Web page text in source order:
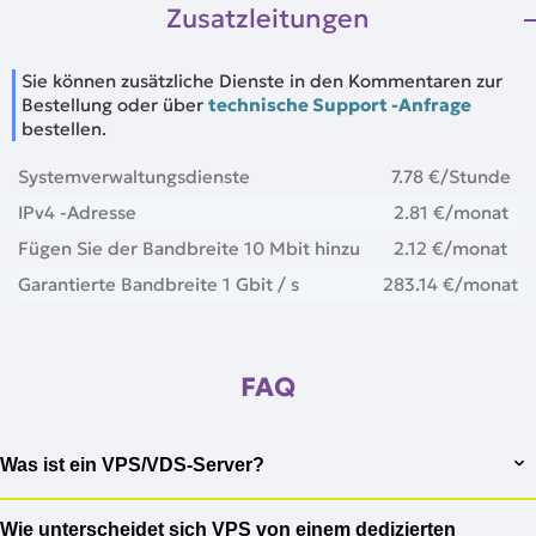
Zusatzleitungen
Sie können zusätzliche Dienste in den Kommentaren zur
Bestellung oder über technische Support -Anfrage
bestellen.
Systemverwaltungsdienste 7.78 €/Stunde
IPv4 -Adresse
2.81 €/monat
Fügen Sie der Bandbreite 10 Mbit hinzu
2.12 €/monat
Garantierte Bandbreite 1 Gbit / s
283.14 €/monat
FAQ
Was ist ein VPS/VDS-Server?
Wie unterscheidet sich VPS von einem dedizierten